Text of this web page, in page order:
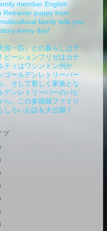
member English
Retriever puppy from
family tells you
every day!
国一匹）との暮らしはア
ビーションフリゼはカナ
ティはワシントン州か
ゴールデンレトリーバー
、そして新しく家族とな
デンレトリーバーのパピ
ら。この多国籍ファミリ
しろいお話を大公開！
ブ